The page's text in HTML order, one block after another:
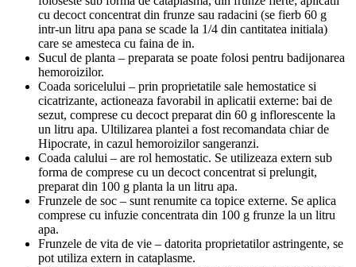
cu decoct concentrat din frunze sau radacini (se fierb 60 g
intr-un litru apa pana se scade la 1/4 din cantitatea initiala)
care se amesteca cu faina de in.
Sucul de planta – preparata se poate folosi pentru badijonarea
hemoroizilor.
Coada soricelului – prin proprietatile sale hemostatice si
cicatrizante, actioneaza favorabil in aplicatii externe: bai de
sezut, comprese cu decoct preparat din 60 g inflorescente la
un litru apa. Ultilizarea plantei a fost recomandata chiar de
Hipocrate, in cazul hemoroizilor sangeranzi.
Coada calului – are rol hemostatic. Se utilizeaza extern sub
forma de comprese cu un decoct concentrat si prelungit,
preparat din 100 g planta la un litru apa.
Frunzele de soc – sunt renumite ca topice externe. Se aplica
comprese cu infuzie concentrata din 100 g frunze la un litru
apa.
Frunzele de vita de vie – datorita proprietatilor astringente, se
pot utiliza extern in cataplasme.